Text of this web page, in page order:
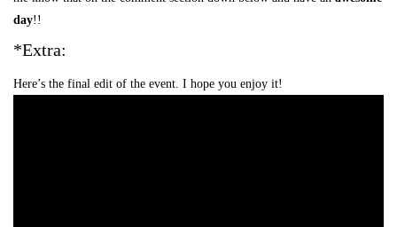
day!!
*Extra:
Here’s the final edit of the event. I hope you enjoy it!